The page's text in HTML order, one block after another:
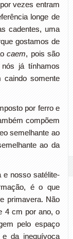
vezes entram
longe de
cadentes, uma
gostamos de
caem, pois são
já tínhamos
caindo somente
por ferro e
compõem
semelhante ao
ao da
e nosso satélite-
é o que
primavera. Não
4 cm por ano, o
pelo espaço
da inequívoca